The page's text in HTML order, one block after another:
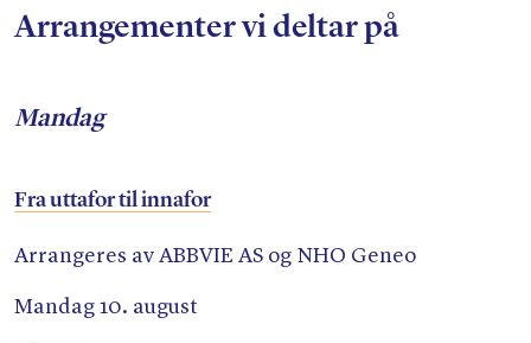
Arrangementer vi deltar på
Mandag
Fra uttafor til innafor
Arrangeres av ABBVIE AS og NHO Geneo
Mandag 10. august